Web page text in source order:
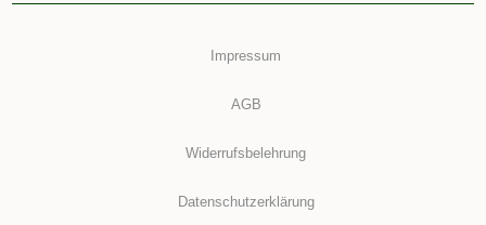
Impressum
AGB
Widerrufsbelehrung
Datenschutzerklärung